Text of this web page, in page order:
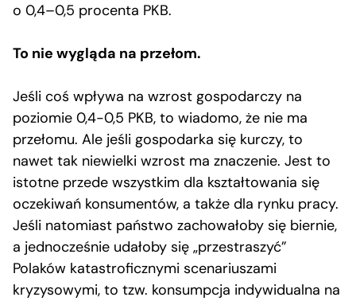
o 0,4–0,5 procenta PKB.
To nie wygląda na przełom.
Jeśli coś wpływa na wzrost gospodarczy na
poziomie 0,4-0,5 PKB, to wiadomo, że nie ma
przełomu. Ale jeśli gospodarka się kurczy, to
nawet tak niewielki wzrost ma znaczenie. Jest to
istotne przede wszystkim dla kształtowania się
oczekiwań konsumentów, a także dla rynku pracy.
Jeśli natomiast państwo zachowałoby się biernie,
a jednocześnie udałoby się „przestraszyć”
Polaków katastroficznymi scenariuszami
kryzysowymi, to tzw. konsumpcja indywidualna na